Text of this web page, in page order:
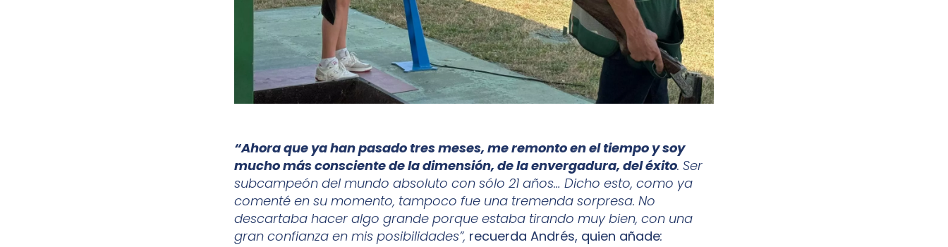
“Ahora que ya han pasado tres meses, me remonto en el tiempo y soy
mucho más consciente de la dimensión, de la envergadura, del éxito. Ser
subcampeón del mundo absoluto con sólo 21 años… Dicho esto, como ya
comenté en su momento, tampoco fue una tremenda sorpresa. No
descartaba hacer algo grande porque estaba tirando muy bien, con una
gran confianza en mis posibilidades”, recuerda Andrés, quien añade: